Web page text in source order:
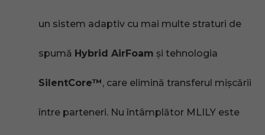
un sistem adaptiv cu mai multe straturi de
spumă Hybrid AirFoam și tehnologia
SilentCore™, care elimină transferul mișcării
între parteneri. Nu întâmplător MLILY este